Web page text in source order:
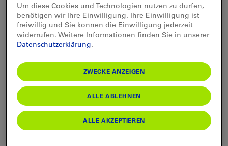
Medienmitteilung 04.05.2015
Weissensteintunnel:
Verifizierungsbericht liegt vor –
Kostenschätzung wird vertieft
Die Ergebnisse aus den Untersuchungen
und den Studien über den Zustand und den
Erneuerungsbedarf des
Um diese Cookies und Technologien nutzen zu dürfen,
benötigen wir Ihre Einwilligung. Ihre Einwilligung ist
freiwillig und Sie können die Einwilligung jederzeit
widerrufen. Weitere Informationen finden Sie in unserer
Datenschutzerklärung.
ZWECKE ANZEIGEN
ALLE ABLEHNEN
ALLE AKZEPTIEREN